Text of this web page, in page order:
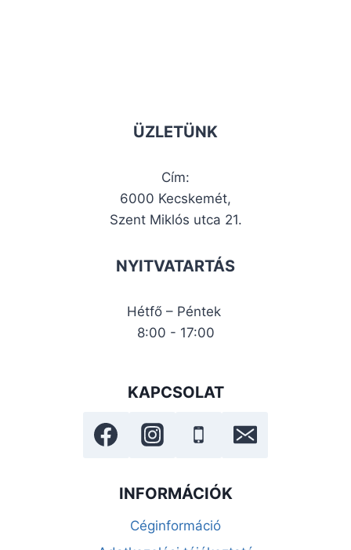
ÜZLETÜNK
Cím:
6000 Kecskemét,
Szent Miklós utca 21.
NYITVATARTÁS
Hétfő – Péntek
8:00 - 17:00
KAPCSOLAT
INFORMÁCIÓK
Céginformáció